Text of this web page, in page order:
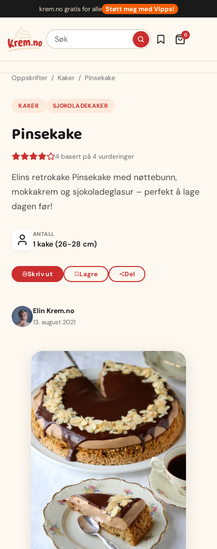
innhold
krem.no gratis for alle Støtt meg med Vipps!
Søk etter oppskrifter 0
Oppskrifter / Kaker / Pinsekake
KAKER SJOKOLADEKAKER
Pinsekake
4 basert på 4 vurderinger
Elins retrokake Pinsekake med nøttebunn,
mokkakrem og sjokoladeglasur – perfekt å lage
dagen før!
ANTALL
1 kake (26-28 cm)
Skriv ut Lagre Del
Elin Krem.no
13. august 2021